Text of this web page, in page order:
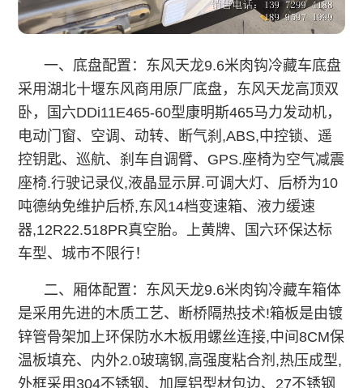
一、底盘配置：东风天龙9.6米肉钩冷藏车底盘
采用湖北十堰东风商用原厂底盘，东风天龙高顶双
卧，国六DDi11E465-60型康明斯465马力发动机，
电动门窗、空调、动转、断气刹,ABS,中控锁、遥
控钥匙、巡航、刹车自调臂、GPS.座椅为空气减震
座椅.行驶记录仪,液晶显示屏.可调大灯、后桥为10
吨德纳免维护后桥,东风14档变速箱、液力缓速
器,12R22.518PR真空胎。上黄牌、国六环保达标
车型、城市不限行！
二、厢体配置：东风天龙9.6米肉钩冷藏车箱体
是采用先进的木质工艺、断桥隔热技术!箱板是由镀
锌管骨架加上环保防水木板用螺丝连接,中间8CM保
温板填充、内外2.0玻璃钢,高强度粘合剂,热压成型,
外框采用304不锈钢、加厚铝型材包边、27不锈钢